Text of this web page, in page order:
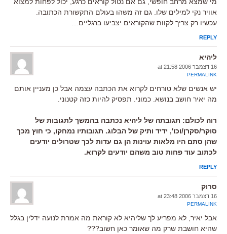
מי שמצא מרחב חופשי, גם אם נטול קוראים כרגע, יכול לפחות למצוא
אוויר נקי למילים שלו. גם זה משהו בעולם התקשורת הכתובה.
עכשיו רק צריך לקוות שהקוראים יצביעו ברגליים…
REPLY
ליהיא
16 דצמבר 2006 at 21:58
PERMALINK
יש אנשים שלא טורחים לקרוא את הכתבה עצמה אבל כן מעניין אותם
מה יאיר חושב בנושא. כמוני. תפסיק להיות כזה קטנוני.
רוה לכולם: תגובתה של ליהיא נכתבה בהמשך לתגובות של
סוקר/סקרן/וכו', ידיד ותיק של הבלוג. תגובותיו נמחקו, כי חוץ מכך
שהן סתם היו מלאות עוינות הן גם עדות לכך שטרולים יודעים
לכתוב עוד פחות טוב משהם יודעים לקרוא.
REPLY
סרוק
16 דצמבר 2006 at 23:48
PERMALINK
אבל יאיר, לא מפריע לך שליהיא לא קוראת מה אמרת לנועה ידלין בגלל
שהיא חושבת שרק מה שאומר כאן חשוב???